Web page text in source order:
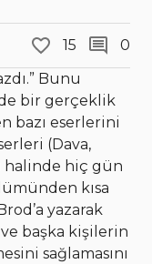
15
0
Bunu
bir gerçeklik
bazı eserlerini
(Dava,
halinde hiç gün
kısa
yazarak
ve başka kişilerin
sağlamasını